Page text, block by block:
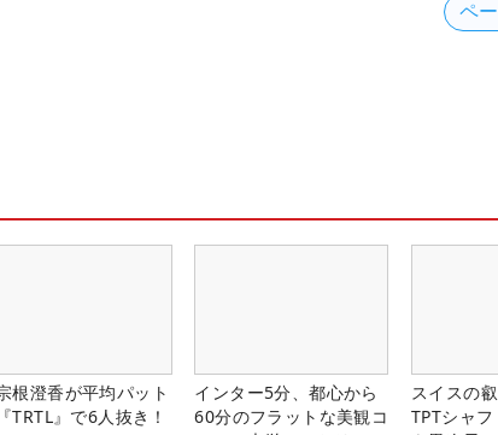
ペ
根澄香が平均パット
TRTL』で6人抜き！
インター5分、都心から
60分のフラットな美観コ
スイスの
TPTシャ